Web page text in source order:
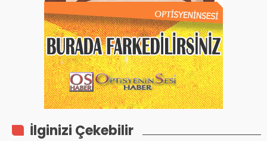
İlginizi Çekebilir